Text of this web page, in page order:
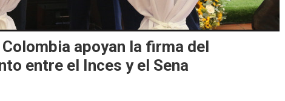
apoyan la firma del
entre el Inces y el Sena